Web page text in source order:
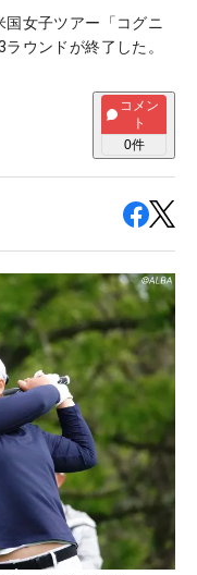
女子ツアー「コグニ
ウンドが終了した。
コメン
ト
0件